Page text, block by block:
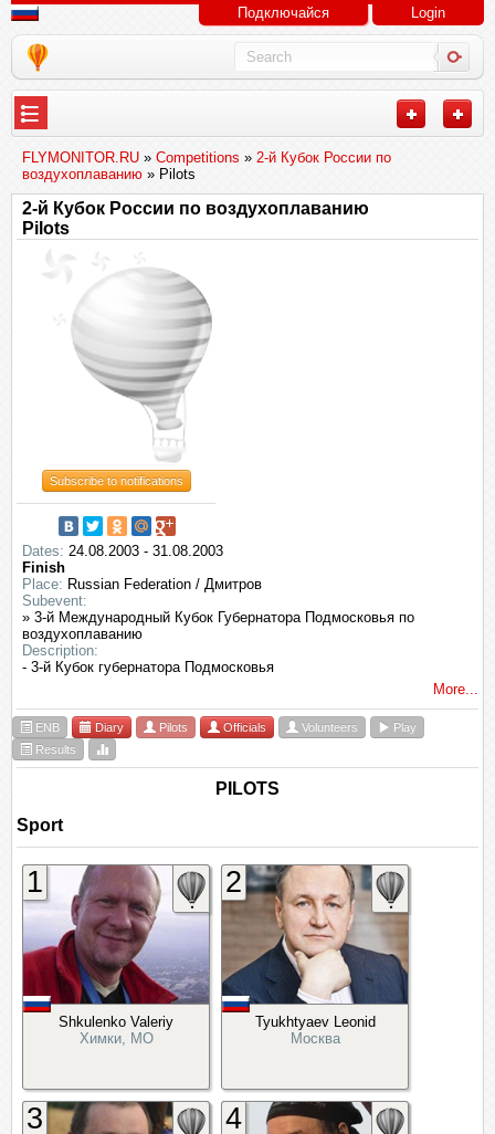
Подключайся Login
FLYMONITOR.RU » Competitions » 2-й Кубок России по
воздухоплаванию » Pilots
2-й Кубок России по воздухоплаванию
Pilots
Subscribe to notifications
Dates: 24.08.2003 - 31.08.2003
Finish
Place: Russian Federation / Дмитров
Subevent:
» 3-й Международный Кубок Губернатора Подмосковья по
воздухоплаванию
Description:
- 3-й Кубок губернатора Подмосковья
More...
ENB Diary Pilots Officials Volunteers
Play
Results
PILOTS
Sport
Shkulenko Valeriy
Химки, МО
1
Tyukhtyaev Leonid
Москва
2
3 4